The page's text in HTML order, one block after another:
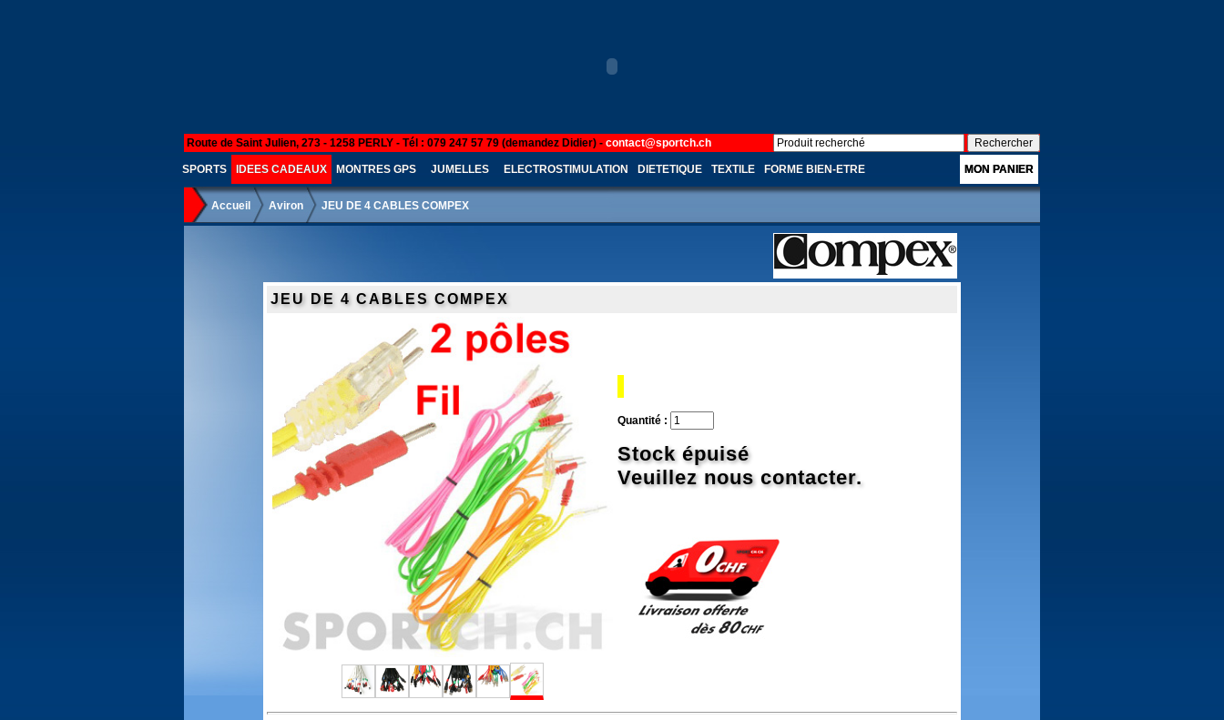
Route de Saint Julien, 273 - 1258 PERLY - Tél : 079 247 57 79 (demandez Didier) - contact@sportch.ch
SPORTS IDEES CADEAUX MONTRES GPS JUMELLES ELECTROSTIMULATION DIETETIQUE TEXTILE FORME BIEN-ETRE MON PANIER
Accueil Aviron JEU DE 4 CABLES COMPEX
JEU DE 4 CABLES COMPEX
Quantité :
Stock épuisé
Veuillez nous contacter.